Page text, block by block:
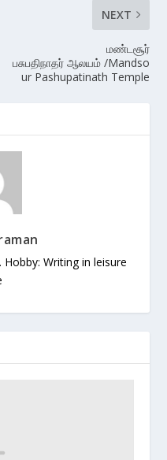
NEXT
மண்டசூர்
பசுபதிநாதர் ஆலயம் /Mandso
ur Pashupatinath Temple
Writing in leisure